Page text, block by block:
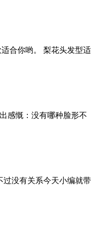
合你哟。 梨花头发型适
感慨：没有哪种脸形不
过没有关系今天小编就带